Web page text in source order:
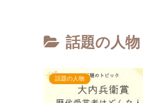
話題の人物
話題の人物